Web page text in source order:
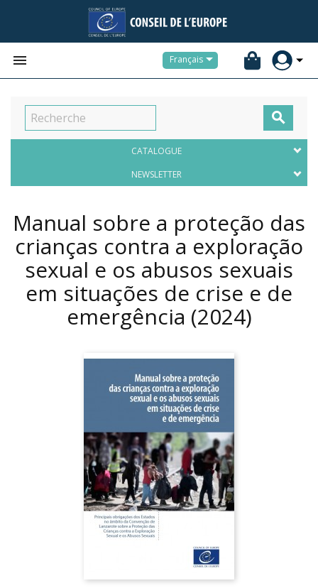
 Français

CATALOGUE
NEWSLETTER
Manual sobre a proteção das
crianças contra a exploração
sexual e os abusos sexuais
em situações de crise e de
emergência (2024)